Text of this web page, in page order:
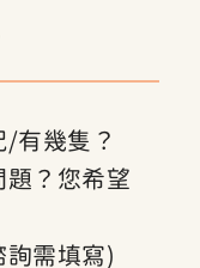
有幾隻？
題？您希望
詢需填寫)